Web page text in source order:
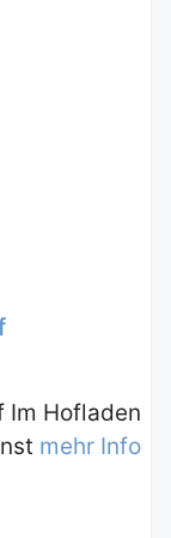
Im Hofladen
mehr Info